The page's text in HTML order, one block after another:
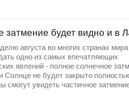
затмение будет видно и в
августа во многих странах
одно из самых впечатляющих
явлений - полное солнечное
Солнце не будет закрыто
смогут увидеть частичное